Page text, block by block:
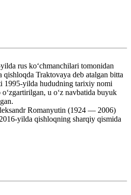
rus koʻchmanchilari tomonidan
Traktovaya deb atalgan bitta
1995-yilda hududning tarixiy nomi
u oʻz navbatida buyuk
Romanyutin (1924 — 2006)
yilda qishloqning sharqiy qismida